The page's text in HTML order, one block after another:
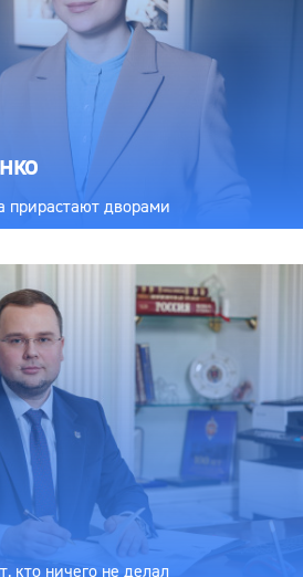
прирастают дворами
кто ничего не делал